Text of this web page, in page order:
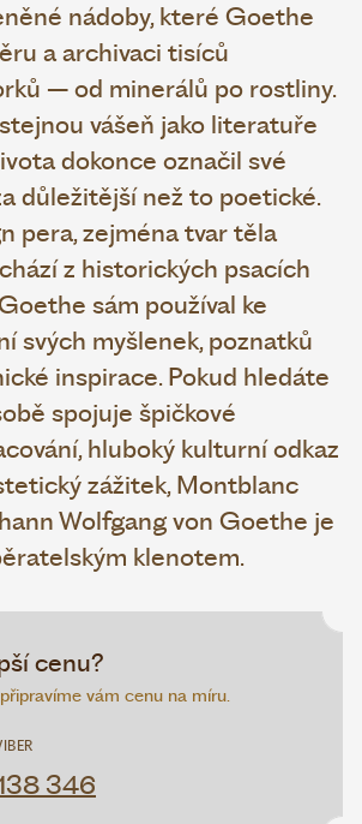
nádoby, které Goethe
a archivaci tisíců
– od minerálů po rostliny.
vášeň jako literatuře
dokonce označil své
důležitější než to poetické.
pera, zejména tvar těla
z historických psacích
sám používal ke
svých myšlenek, poznatků
inspirace. Pokud hledáte
spojuje špičkové
hluboký kulturní odkaz
zážitek, Montblanc
Wolfgang von Goethe je
klenotem.
cenu?
vám cenu na míru.
346